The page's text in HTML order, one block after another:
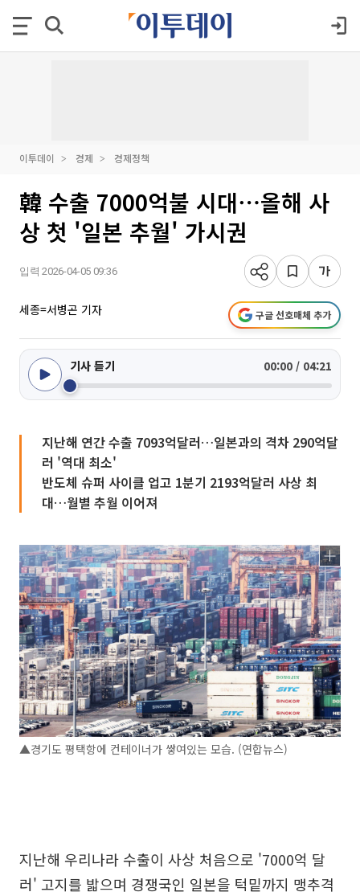
이투데이 경제 경제정책
韓 수출 7000억불 시대⋯올해 사
상 첫 '일본 추월' 가시권
입력 2026-04-05 09:36
세종=서병곤 기자 구글 선호매체 추가
기사 듣기 00:00 / 04:21
지난해 연간 수출 7093억달러…일본과의 격차 290억달
러 '역대 최소'
반도체 슈퍼 사이클 업고 1분기 2193억달러 사상 최
대…월별 추월 이어져
▲경기도 평택항에 컨테이너가 쌓여있는 모습. (연합뉴스)
지난해 우리나라 수출이 사상 처음으로 '7000억 달
러' 고지를 밟으며 경쟁국인 일본을 턱밑까지 맹추격